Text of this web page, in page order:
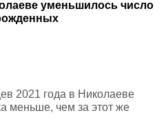
уменьшилось число
2021 года в Николаеве
меньше, чем за этот же